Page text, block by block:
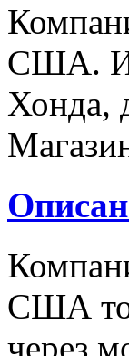
США.
Хонда,
США то
через